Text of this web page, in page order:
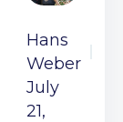
Hans
Weber
July
21,